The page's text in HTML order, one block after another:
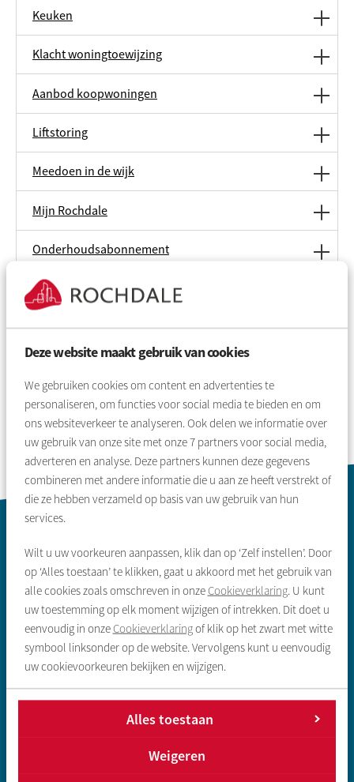
Deze website maakt gebruik van cookies
We gebruiken cookies om content en advertenties te
personaliseren, om functies voor social media te bieden en om
ons websiteverkeer te analyseren. Ook delen we informatie over
uw gebruik van onze site met onze7 partners voor social media,
adverteren en analyse. Deze partners kunnen deze gegevens
combineren met andere informatie die u aan ze heeft verstrekt of
die ze hebben verzameld op basis van uw gebruik van hun
services.
Wilt u uw voorkeuren aanpassen, klik dan op ‘Zelf instellen’. Door
op ‘Alles toestaan’ te klikken, gaat u akkoord met het gebruik van
alle cookies zoals omschreven in onze Cookieverklaring. U kunt
uw toestemming op elk moment wijzigen of intrekken. Dit doet u
eenvoudig in onze Cookieverklaringof klik op het zwart met witte
symbool linksonder op de website. Vervolgens kunt u eenvoudig
uw cookievoorkeuren bekijken en wijzigen.
Alles toestaan
Weigeren
Keuken
Klacht woningtoewijzing
Aanbod koopwoningen
Liftstoring
Meedoen in de wijk
Mijn Rochdale
Onderhoudsabonnement
Ondertekenen en betalen
Selecteer een pagina
Contactinformatie
Zoeken & aanbod
Sociale huurwoning
Vrije sector huurwoning